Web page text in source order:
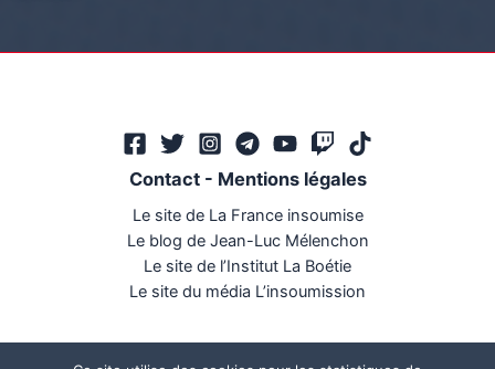
Contact- Mentions légales
Le site de La France insoumise
Le blog de Jean-Luc Mélenchon
Le site de l’Institut La Boétie
Le site du média L’insoumission